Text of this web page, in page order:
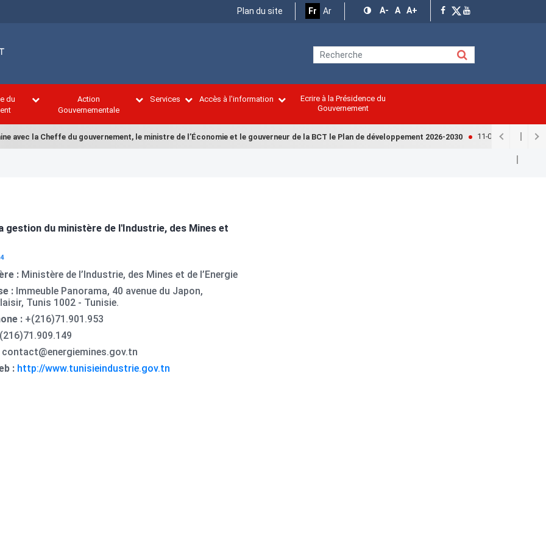
A- A A+
Fr Ar
Menu
Plan du site
du
Action
Gouvernementale
Services Accès à l'information
Ecrire à la Présidence du
Gouvernement
avec la Cheffe du gouvernement, le ministre de l’Économie et le gouverneur de la BCT le Plan de développement 2026-2030 11-07-2026
gestion du ministère de l'Industrie, des Mines et
: Ministère de l’Industrie, des Mines et de l’Energie
: Immeuble Panorama, 40 avenue du Japon,
Tunis 1002 - Tunisie.
: +(216)71.901.953
contact@energiemines.gov.tn
: http://www.tunisieindustrie.gov.tn